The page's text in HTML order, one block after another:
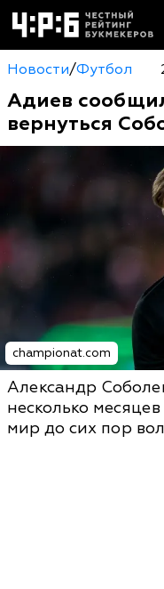
Новости/Футбол
Адиев
вернуться
championat.com
Александр
несколько
мир до сих пор